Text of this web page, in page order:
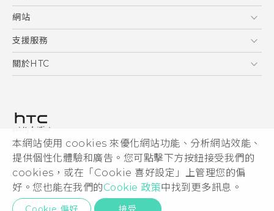
本網站使用 cookies 來優化網站功能、分析網站效能、
提供個性化體驗和廣告。您可點擊下方按鈕接受我們的
cookies，或在「Cookie 喜好設定」上管理您的偏
好。您也能在我們的Cookie 政策中找到更多訊息。
5G
區塊鍊手機
網站
HTC Dev
支援服務
服務中心
關於HTC
私隱政策
產品安全
加入HTC
Security and Privacy Whitepaper
© 2011-2026 HTC Corporation
HTC 法律文件
隱私聯絡:Global-Privacy@htc.com